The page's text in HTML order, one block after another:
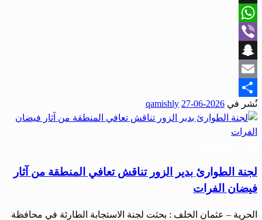
X
WhatsApp
Viber
Snapchat
Email
Share
نُشر في 2026-06-27
qamishly
لجنة الطوارئ بدير الزور تناقش تعافي المنطقة من آثار
فيضان الفرات
الحرية – عثمان الخلف : بحثت لجنة الاستجابة الطارئة في محافظة